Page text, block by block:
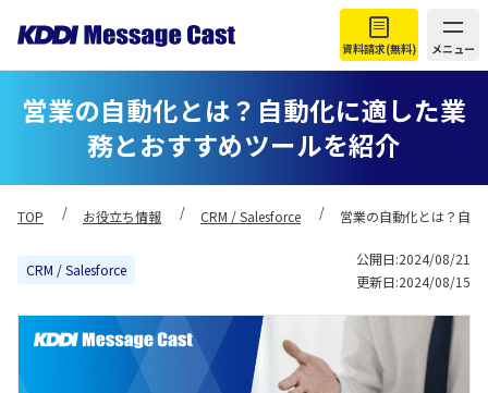
資料請求(無料) メニュー
営業の自動化とは？自動化に適した業
務とおすすめツールを紹介
TOP お役立ち情報 CRM / Salesforce 営業の自動化とは？自
CRM / Salesforce
公開日:2024/08/21
更新日:2024/08/15